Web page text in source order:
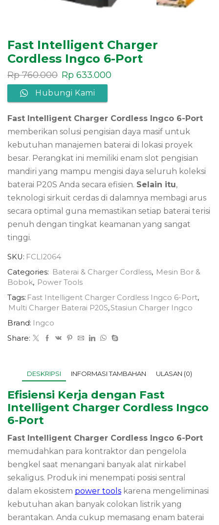
Fast Intelligent Charger
Cordless Ingco 6-Port
Rp760.000 Rp 633.000
Hubungi Kami
Fast Intelligent Charger Cordless Ingco 6-Port
memberikan solusi pengisian daya masif untuk
kebutuhan manajemen baterai di lokasi proyek
besar. Perangkat ini memiliki enam slot pengisian
mandiri yang mampu mengisi daya seluruh koleksi
baterai P20S Anda secara efisien. Selain itu,
teknologi sirkuit cerdas di dalamnya membagi arus
secara optimal guna memastikan setiap baterai terisi
penuh dengan tingkat keamanan yang sangat
tinggi.
SKU: FCLI2064
Categories: Baterai & Charger Cordless, Mesin Bor &
Bobok, Power Tools
Tags: Fast Intelligent Charger Cordless Ingco 6-Port,
Multi Charger Baterai P20S,Stasiun Charger Ingco
Brand: Ingco
Share:
DESKRIPSI INFORMASI TAMBAHAN ULASAN (0)
Efisiensi Kerja dengan Fast
Intelligent Charger Cordless Ingco
6-Port
Fast Intelligent Charger Cordless Ingco 6-Port
memudahkan para kontraktor dan pengelola
bengkel saat menangani banyak alat nirkabel
sekaligus. Produk ini menempati posisi sentral
dalam ekosistem power tools karena mengeliminasi
kebutuhan akan banyak colokan listrik yang
berantakan. Anda cukup memasang enam baterai